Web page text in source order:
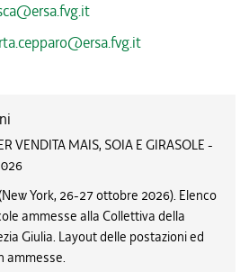
VENDITA MAIS, SOIA E GIRASOLE -
York, 26-27 ottobre 2026). Elenco
ammesse alla Collettiva della
Giulia. Layout delle postazioni ed
ammesse.